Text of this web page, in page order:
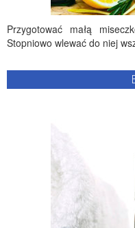
Przygotować małą
Stopniowo wlewać do niej